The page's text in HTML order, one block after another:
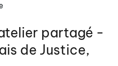
partagé -
de Justice,